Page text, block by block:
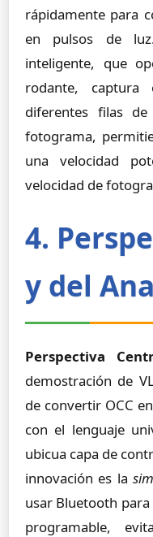
rápidamente para
en pulsos de
inteligente, que
rodante,
diferentes filas
fotograma,
una velocidad
velocidad de
4.
y del
Perspectiva
demostración de
de convertir OCC
con el lenguaje
ubicua capa de
innovación es la
usar Bluetooth para
programable,